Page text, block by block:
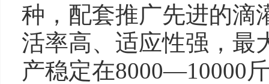
种，配套推广先进的滴
活率高、适应性强，最
产稳定在8000—10000